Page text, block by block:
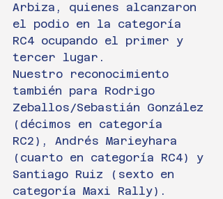
Arbiza, quienes alcanzaron
el podio en la categoría
RC4 ocupando el primer y
tercer lugar.
Nuestro reconocimiento
también para Rodrigo
Zeballos/Sebastián González
(décimos en categoría
RC2), Andrés Marieyhara
(cuarto en categoría RC4) y
Santiago Ruiz (sexto en
categoría Maxi Rally).